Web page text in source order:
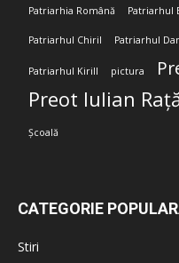
Patriarhia Română Patriarhul
Patriarhul Chiril Patriarhul
Patriarhul Kirill pictura
Preot Iulian
Școală
CATEGORIE
Stiri